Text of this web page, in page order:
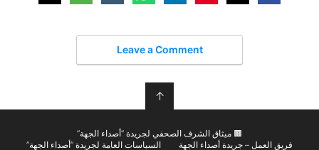
Leave a Comment
↑
🟫 ميثاق الشرف الصحفي لجريدة “أصداء الجهة”
فريق العمل – جريدة أصداء الجهة
السياسات العامة لجريدة “أصداء الجهة”